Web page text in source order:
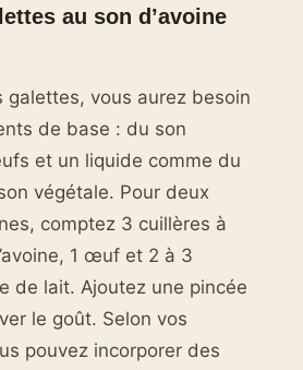
au son d’avoine
galettes, vous aurez besoin
de base : du son
et un liquide comme du
végétale. Pour deux
comptez 3 cuillères à
1 œuf et 2 à 3
de lait. Ajoutez une pincée
le goût. Selon vos
pouvez incorporer des